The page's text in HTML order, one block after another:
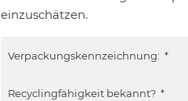
einzuschätzen.
Verpackungskennzeichnung: *
Recyclingfähigkeit bekannt? *